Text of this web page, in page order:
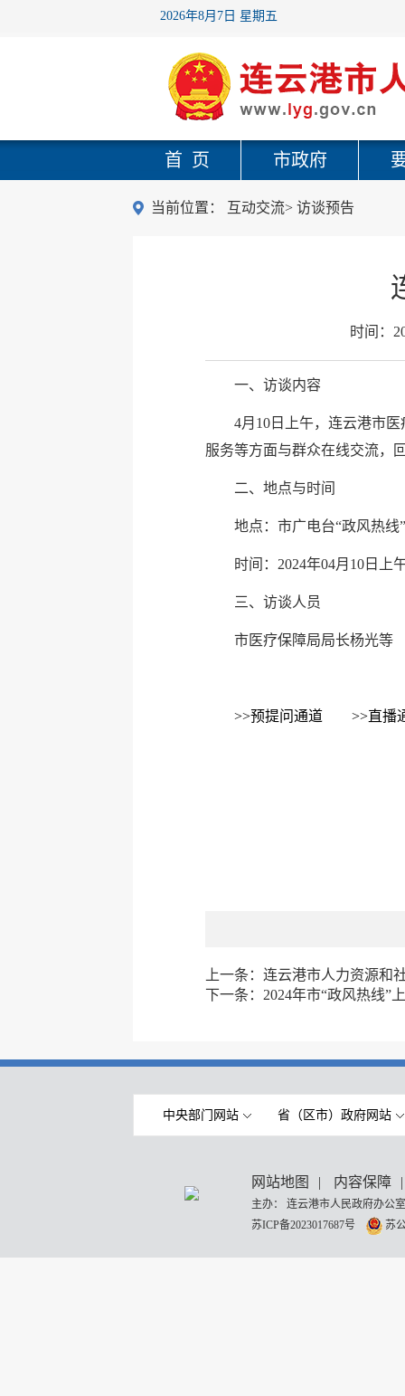
2026年8月7日 星期五
首 页 市政府
当前位置： 互动交流> 访谈预告
时间：
一、访谈内容
4月10日上午，连云港市
服务等方面与群众在线交流，
二、地点与时间
地点：市广电台“政风热线
时间：2024年04月10日上
三、访谈人员
市医疗保障局局长杨光等
>>预提问通道>>直播
上一条： 连云港市人力资源和
下一条： 2024年市“政风热线”
中央部门网站 省（区市）政府网站
网站地图 | 内容保障 |
主办： 连云港市人民政府办
苏ICP备2023017687号
苏